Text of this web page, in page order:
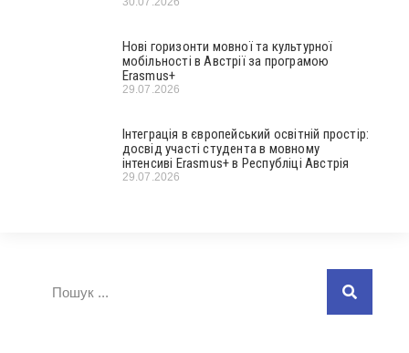
Нові горизонти мовної та культурної
мобільності в Австрії за програмою
Erasmus+
29.07.2026
Інтеграція в європейський освітній простір:
досвід участі студента в мовному
інтенсиві Erasmus+ в Республіці Австрія
29.07.2026